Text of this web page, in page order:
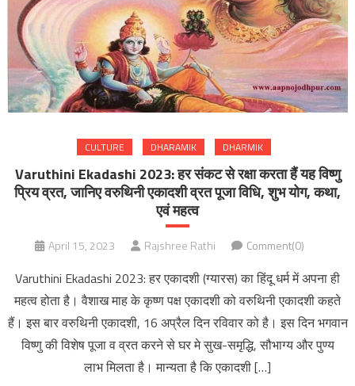
CULTURE DHARAMIK DHARMIK
Varuthini Ekadashi 2023: हर संकट से रक्षा करता हैं यह विष्णु
प्रिय व्रत, जानिए वरुथिनी एकादशी व्रत पूजा विधि, शुभ योग, कथा,
एवं महत्व
April 15, 2023 Rajshree Rathi Comment(0)
Varuthini Ekadashi 2023: हर एकादशी (ग्यारस) का हिंदू धर्म में अपना ही
महत्व होता है। वैशाख माह के कृष्ण पक्ष एकादशी को वरुथिनी एकादशी कहते
हैं। इस बार वरुथिनी एकादशी, 16 अप्रैल दिन रविवार को है। इस दिन भगवान
विष्णु की विशेष पूजा व व्रत करने से घर मे सुख-समृद्धि, सौभाग्य और पुण्य
लाभ मिलता है। मान्यता है कि एकादशी […]